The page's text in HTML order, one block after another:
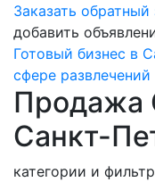
Заказать обратный
добавить
Готовый бизнес в
сфере развлечений
Продажа
Санкт-
категории и